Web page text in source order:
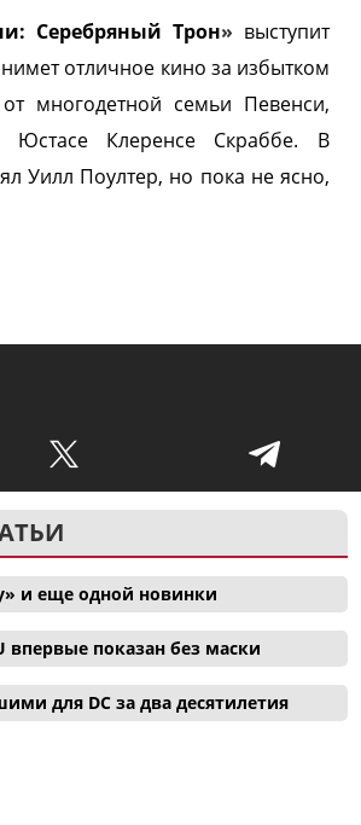
Серебряный Трон» выступит
отличное кино за избытком
многодетной семьи Певенси,
Клеренсе Скраббе. В
Уилл Поултер, но пока не ясно,
и еще одной новинки
показан без маски
для DC за два десятилетия